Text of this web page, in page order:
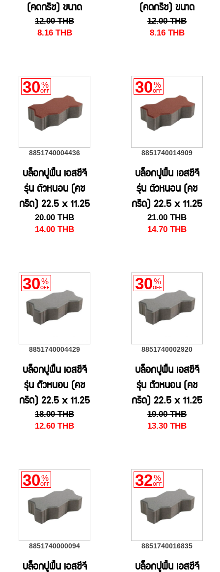
(คดกริช) ขนาด
11.25 x22.5 x 6
12.00 THB
8.16 THB
(คดกริช) ขนาด
11.25 x22.5 x 6
12.00 THB
8.16 THB
30%
OFF
8851740004436
บล็อกปูพื้น เอสซีจี
รุ่น ตัวหนอน (คช
กริด) 22.5 x 11.25
x 8 ซม.สีแดง
20.00 THB
14.00 THB
30%
OFF
8851740014909
บล็อกปูพื้น เอสซีจี
รุ่น ตัวหนอน (คช
กริด) 22.5 x 11.25
x 8 ซม. สีแดง(HS)
21.00 THB
14.70 THB
30%
OFF
8851740004429
บล็อกปูพื้น เอสซีจี
รุ่น ตัวหนอน (คช
กริด) 22.5 x 11.25
x 8 ซม. สีเทา
18.00 THB
12.60 THB
30%
OFF
8851740002920
บล็อกปูพื้น เอสซีจี
รุ่น ตัวหนอน (คช
กริด) 22.5 x 11.25
x 8 ซม. สีเทา(HS)
19.00 THB
13.30 THB
30%
OFF
8851740000094
บล็อกปูพื้น เอสซีจี
32%
OFF
8851740016835
บล็อกปูพื้น เอสซีจี